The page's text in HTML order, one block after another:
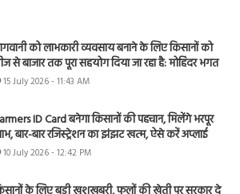
को लाभकारी व्यवसाय बनाने के लिए किसानों को
से बाजार तक पूरा सहयोग दिया जा रहा है: मोहिंदर भगत
15 July 2026 - 11:43 AM
ID Card बनेगा किसानों की पहचान, मिलेंगे भरपूर
बार-बार रजिस्ट्रेशन का झंझट खत्म, ऐसे करें अप्लाई
10 July 2026 - 12:42 PM